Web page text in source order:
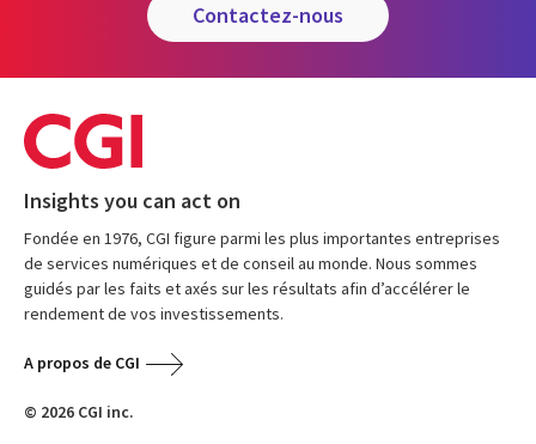
contactez-nous
Insights you can act on
Fondée en 1976, CGI figure parmi les plus importantes entreprises
de services numériques et de conseil au monde. Nous sommes
guidés par les faits et axés sur les résultats afin d’accélérer le
rendement de vos investissements.
A propos de CGI
© 2026 CGI inc.